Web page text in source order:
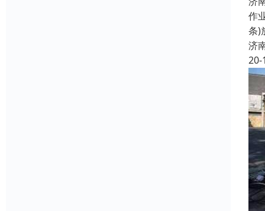
作
条)
济
20-